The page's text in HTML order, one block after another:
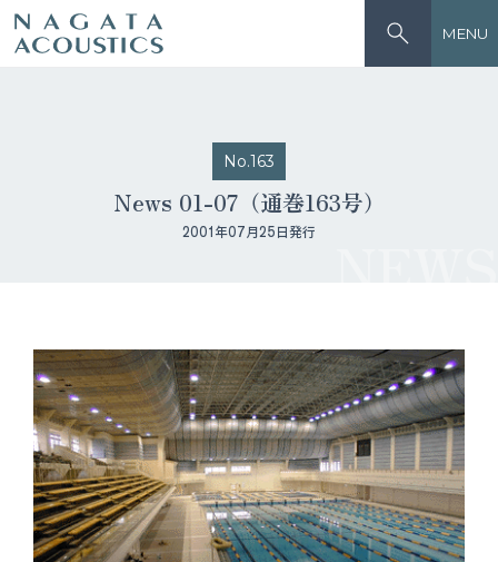
MENU
No.163
News 01-07（通巻163号）
2001年07月25日発行